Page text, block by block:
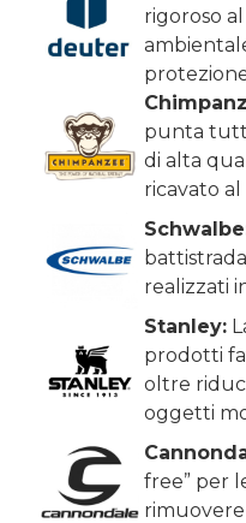
rigoroso
punta
di alta
ricavato
realizzati
Stanley:
prodotti
oltre
oggetti
free” per
rimuovere